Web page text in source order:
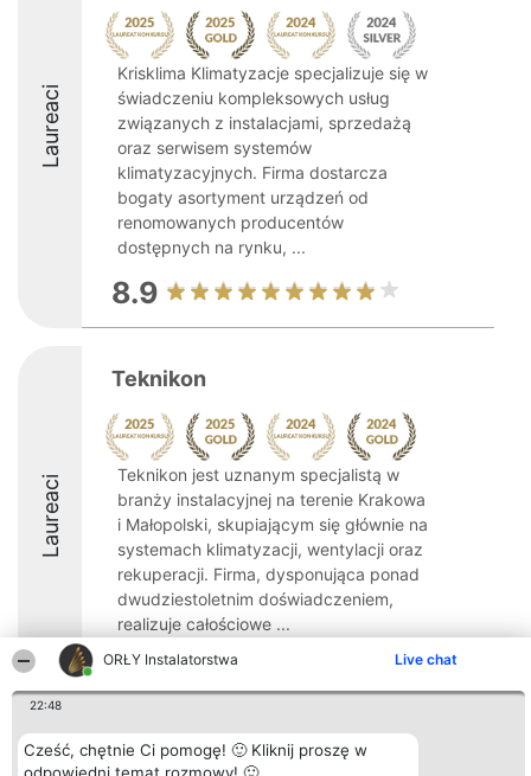
ORŁY Instalatorstwa Live chat
22:48
Cześć, chętnie Ci pomogę! 🙂 Kliknij proszę w
Laureaci
Krisklima Klimatyzacje specjalizuje się w
świadczeniu kompleksowych usług
związanych z instalacjami, sprzedażą
oraz serwisem systemów
klimatyzacyjnych. Firma dostarcza
bogaty asortyment urządzeń od
renomowanych producentów
dostępnych na rynku, ...
8.9
Laureaci
Teknikon
Teknikon jest uznanym specjalistą w
branży instalacyjnej na terenie Krakowa
i Małopolski, skupiającym się głównie na
systemach klimatyzacji, wentylacji oraz
rekuperacji. Firma, dysponująca ponad
dwudziestoletnim doświadczeniem,
realizuje całościowe ...
9.3
Organizator plebiscytu
Bright Side Solutions sp. z o.
Plebiscyt
Laureaci
Kontakt